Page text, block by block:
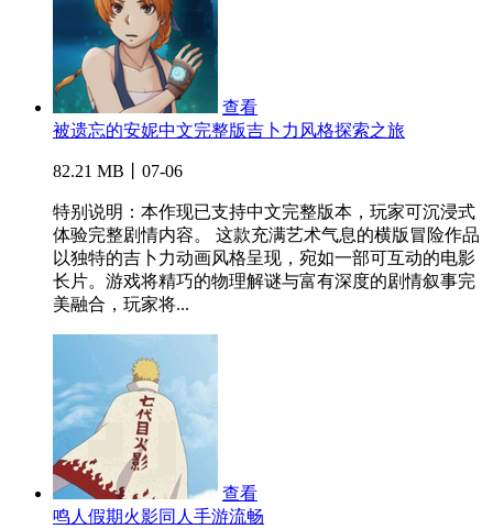
查看
被遗忘的安妮中文完整版吉卜力风格探索之旅
82.21 MB丨07-06
特别说明：本作现已支持中文完整版本，玩家可沉浸式
体验完整剧情内容。 这款充满艺术气息的横版冒险作品
以独特的吉卜力动画风格呈现，宛如一部可互动的电影
长片。游戏将精巧的物理解谜与富有深度的剧情叙事完
美融合，玩家将...
查看
鸣人假期火影同人手游流畅